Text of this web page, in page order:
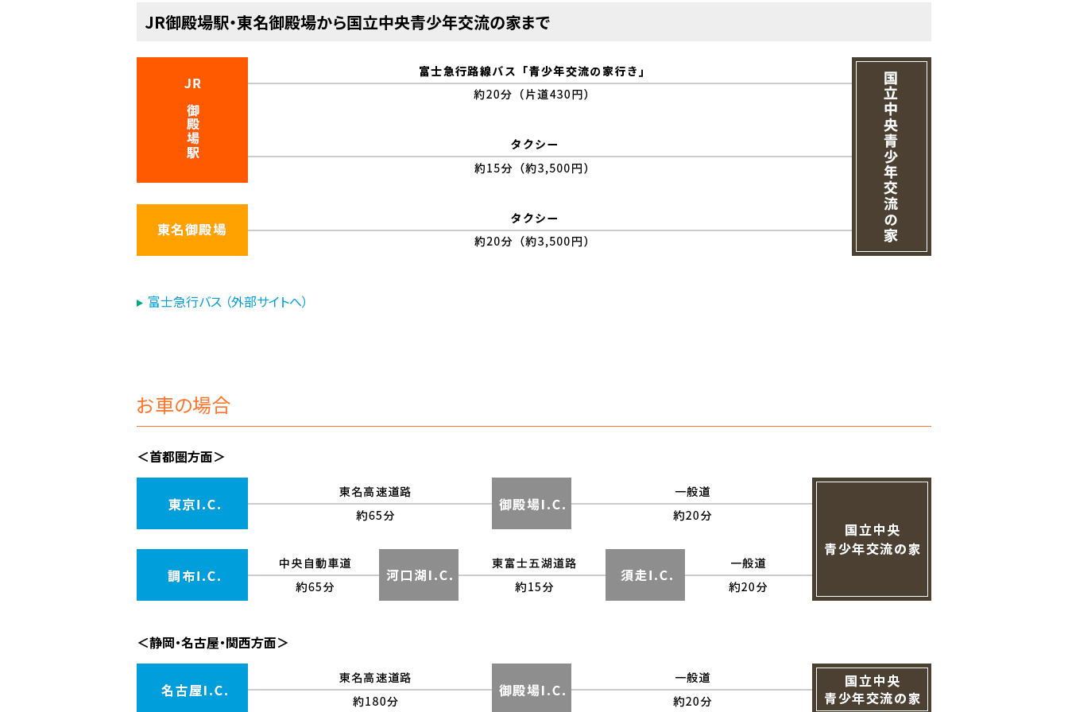
JR御殿場駅・東名御殿場から国立中央青少年交流の家まで
富士急行バス （外部サイトへ）
お車の場合
＜首都圏方面＞
＜静岡・名古屋・関西方面＞